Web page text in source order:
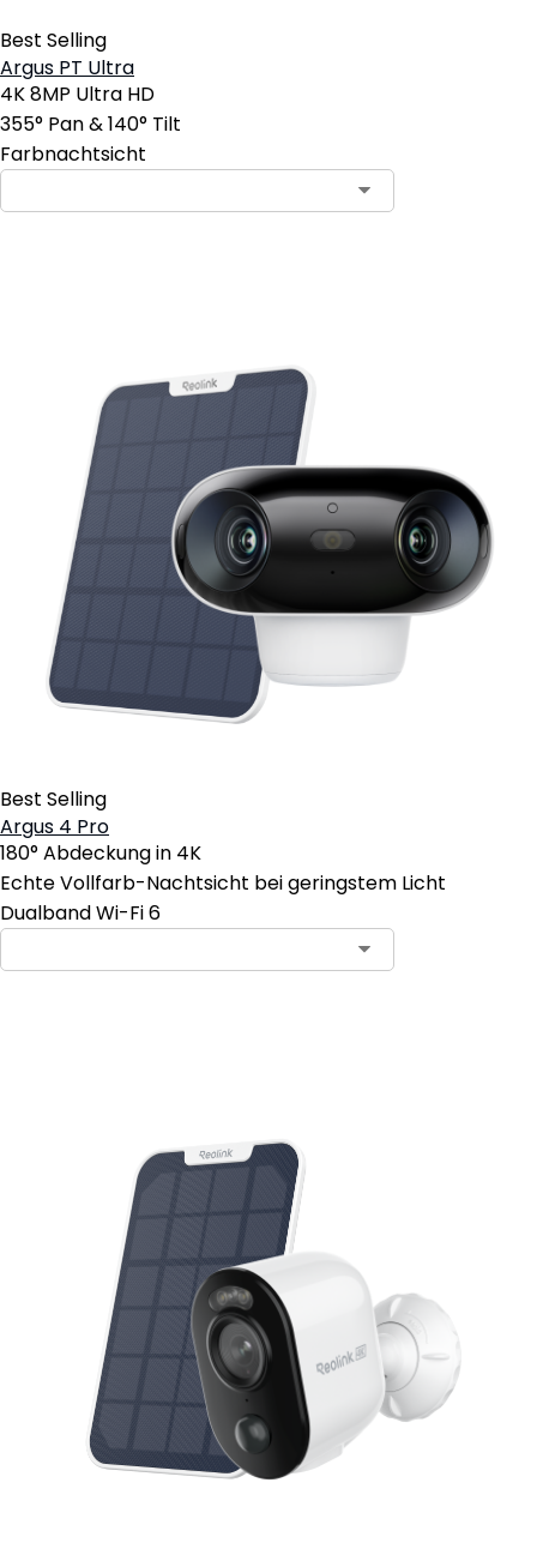
Best Selling
Argus PT Ultra
4K 8MP Ultra HD
355° Pan & 140° Tilt
Farbnachtsicht
Best Selling
Argus 4 Pro
180° Abdeckung in 4K
Echte Vollfarb-Nachtsicht bei geringstem Licht
Dualband Wi-Fi 6